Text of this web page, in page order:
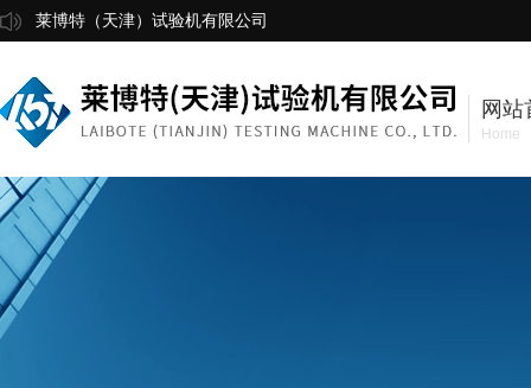
莱博特（天津）试验机有限公司
网站
Home